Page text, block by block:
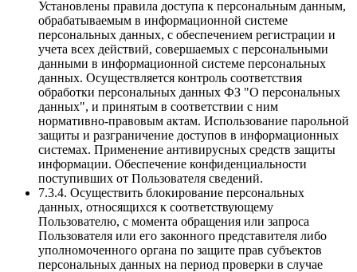
Установлены правила доступа к персональным данным,
обрабатываемым в информационной системе
персональных данных, с обеспечением регистрации и
учета всех действий, совершаемых с персональными
данными в информационной системе персональных
данных. Осуществляется контроль соответствия
обработки персональных данных ФЗ "О персональных
данных", и принятым в соответствии с ним
нормативно-правовым актам. Использование парольной
защиты и разграничение доступов в информационных
системах. Применение антивирусных средств защиты
информации. Обеспечение конфиденциальности
поступивших от Пользователя сведений.
7.3.4. Осуществить блокирование персональных
данных, относящихся к соответствующему
Пользователю, с момента обращения или запроса
Пользователя или его законного представителя либо
уполномоченного органа по защите прав субъектов
персональных данных на период проверки в случае